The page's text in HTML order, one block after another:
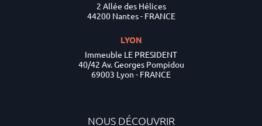
2 Allée des Hélices
44200 Nantes - FRANCE
LYON
Immeuble LE PRESIDENT
40/42 Av. Georges Pompidou
69003 Lyon - FRANCE
NOUS DÉCOUVRIR